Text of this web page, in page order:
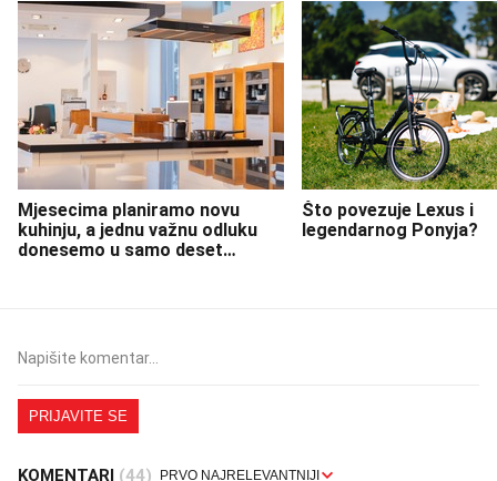
Mjesecima planiramo novu
kuhinju, a jednu važnu odluku
donesemo u samo deset
Što povezuje Lexus i
legendarnog Ponyja?
PRIJAVITE SE
KOMENTARI (44)